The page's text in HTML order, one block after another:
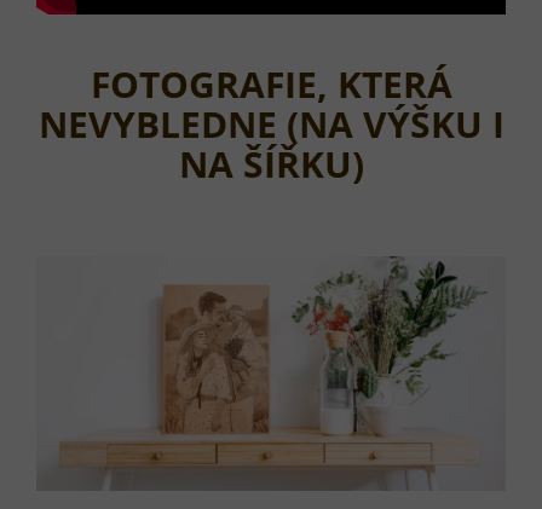
FOTOGRAFIE, KTERÁ
NEVYBLEDNE (NA VÝŠKU I
NA ŠÍŘKU)